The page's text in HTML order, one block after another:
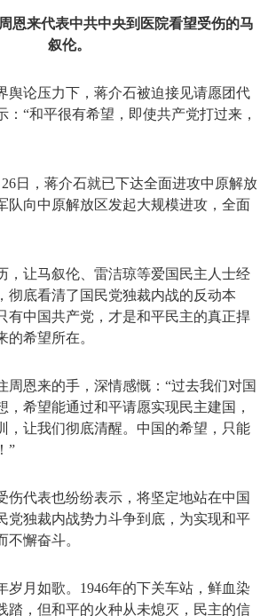
恩来代表中共中央到医院看望受伤的马
叙伦。
舆论压力下，蒋介石被迫接见请愿团代
： “和平很有希望，即使共产党打过来，
26日，蒋介石就已下达全面进攻中原解放
队向中原解放区发起大规模进攻，全面
，让马叙伦、雷洁琼等爱国民主人士经
彻底看清了国民党独裁内战的反动本
有中国共产党，才是和平民主的真正捍
的希望所在。
周恩来的手，深情感慨： “过去我们对国
，希望能通过和平请愿实现民主建国，
，让我们彻底清醒。中国的希望，只能
”
伤代表也纷纷表示，将坚定地站在中国
党独裁内战势力斗争到底，为实现和平
不懈奋斗。
岁月如歌。1946年的下关车站，鲜血染
踏，但和平的火种从未熄灭，民主的信